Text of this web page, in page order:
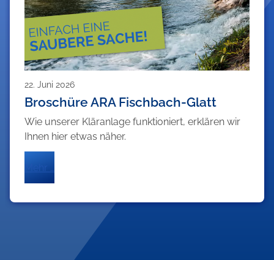
22. Juni 2026
Broschüre ARA Fischbach-Glatt
Wie unserer Kläranlage funktioniert, erklären wir
Ihnen hier etwas näher.
Mehr …